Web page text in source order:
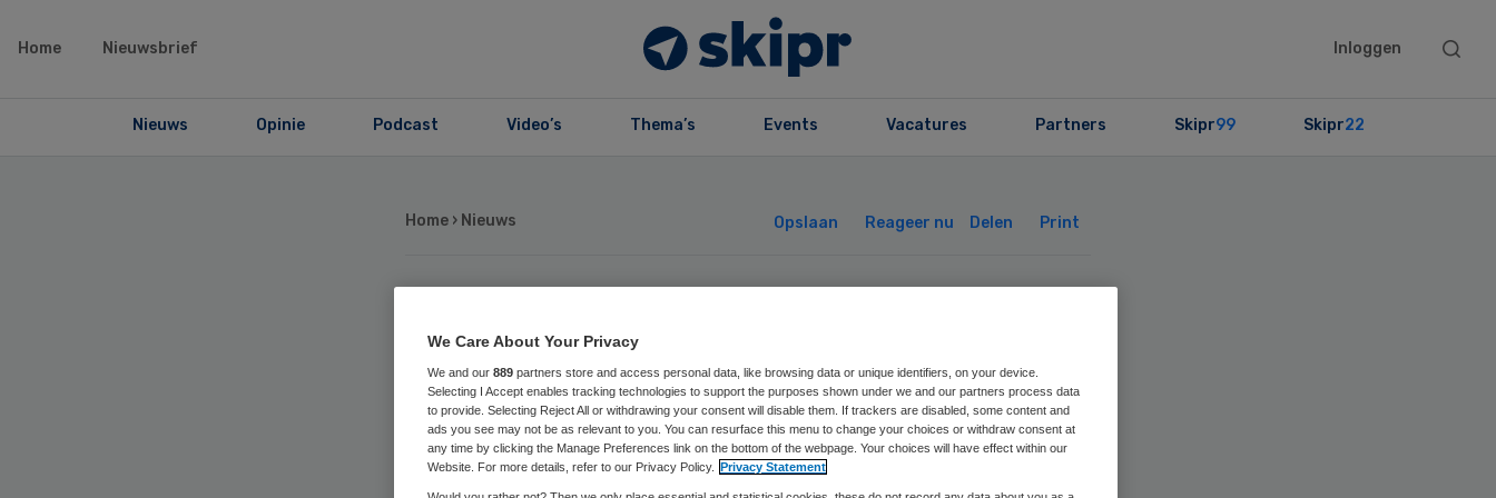
Home Nieuwsbrief Inloggen
Search
Nieuws Opinie Podcast Video’s Thema’s Events Vacatures Partners Skipr99 Skipr22
Home › Nieuws Opslaan Reageer nu Delen Print
Woonzorgcentrum
Loenen aan de Vecht
stopt met Woningnet
We Care About Your Privacy
We and our 889 partners store and access personal data, like browsing data or unique identifiers, on your device.
Selecting I Accept enables tracking technologies to support the purposes shown under we and our partners process data
to provide. Selecting Reject All or withdrawing your consent will disable them. If trackers are disabled, some content and
ads you see may not be as relevant to you. You can resurface this menu to change your choices or withdraw consent at
any time by clicking the Manage Preferences link on the bottom of the webpage. Your choices will have effect within our
Website. For more details, refer to our Privacy Policy.
Privacy Statement